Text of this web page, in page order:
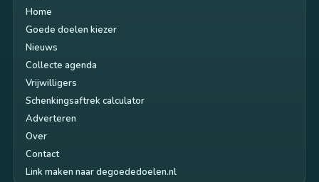
Home
Goede doelen kiezer
Nieuws
Collecte agenda
Vrijwilligers
Schenkingsaftrek calculator
Adverteren
Over
Contact
Link maken naar degoededoelen.nl